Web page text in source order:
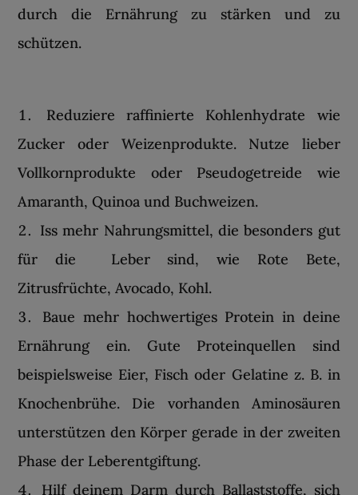
durch die Ernährung zu stärken und zu
schützen.
Reduziere raffinierte Kohlenhydrate wie
Zucker oder Weizenprodukte. Nutze lieber
Vollkornprodukte oder Pseudogetreide wie
Amaranth, Quinoa und Buchweizen.
Iss mehr Nahrungsmittel, die besonders gut
für die Leber sind, wie Rote Bete,
Zitrusfrüchte, Avocado, Kohl.
Baue mehr hochwertiges Protein in deine
Ernährung ein. Gute Proteinquellen sind
beispielsweise Eier, Fisch oder Gelatine z. B. in
Knochenbrühe. Die vorhanden Aminosäuren
unterstützen den Körper gerade in der zweiten
Phase der Leberentgiftung.
Hilf deinem Darm durch Ballaststoffe, sich